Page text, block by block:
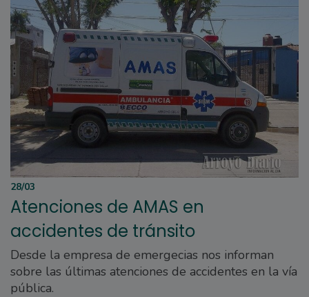
28/03
Atenciones de AMAS en
accidentes de tránsito
Desde la empresa de emergecias nos informan
sobre las últimas atenciones de accidentes en la vía
pública.